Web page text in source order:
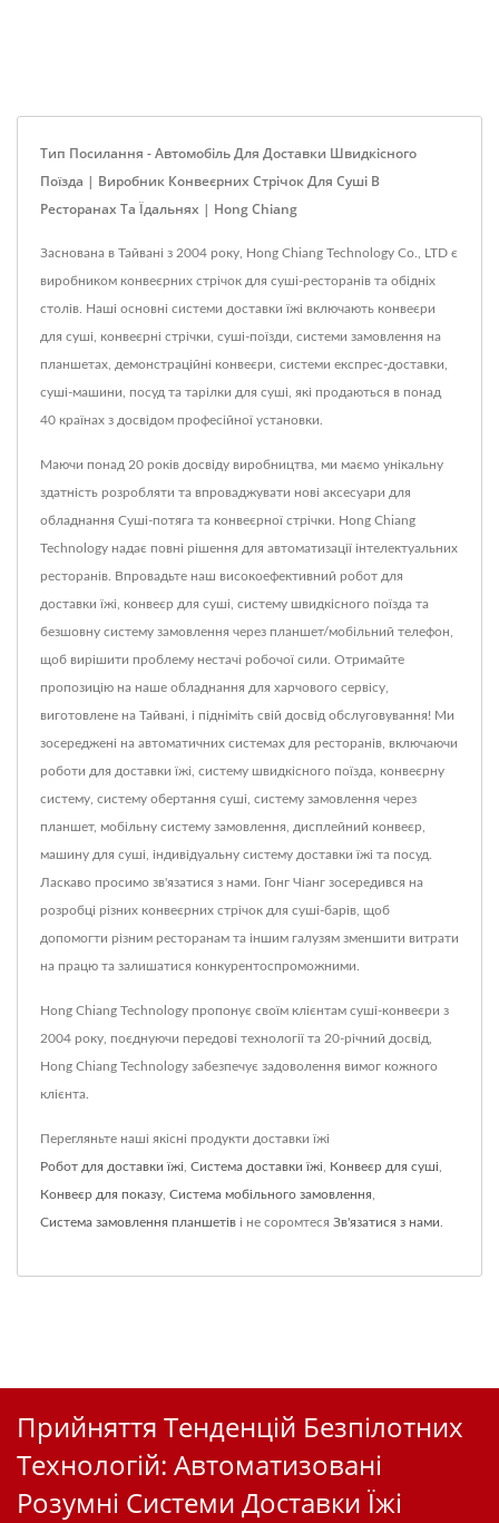
Тип Посилання - Автомобіль Для Доставки Швидкісного
Поїзда | Виробник Конвеєрних Стрічок Для Суші В
Ресторанах Та Їдальнях | Hong Chiang
Заснована в Тайвані з 2004 року, Hong Chiang Technology Co., LTD є
виробником конвеєрних стрічок для суші-ресторанів та обідніх
столів. Наші основні системи доставки їжі включають конвеєри
для суші, конвеєрні стрічки, суші-поїзди, системи замовлення на
планшетах, демонстраційні конвеєри, системи експрес-доставки,
суші-машини, посуд та тарілки для суші, які продаються в понад
40 країнах з досвідом професійної установки.
Маючи понад 20 років досвіду виробництва, ми маємо унікальну
здатність розробляти та впроваджувати нові аксесуари для
обладнання Суші-потяга та конвеєрної стрічки. Hong Chiang
Technology надає повні рішення для автоматизації інтелектуальних
ресторанів. Впровадьте наш високоефективний робот для
доставки їжі, конвеєр для суші, систему швидкісного поїзда та
безшовну систему замовлення через планшет/мобільний телефон,
щоб вирішити проблему нестачі робочої сили. Отримайте
пропозицію на наше обладнання для харчового сервісу,
виготовлене на Тайвані, і підніміть свій досвід обслуговування! Ми
зосереджені на автоматичних системах для ресторанів, включаючи
роботи для доставки їжі, систему швидкісного поїзда, конвеєрну
систему, систему обертання суші, систему замовлення через
планшет, мобільну систему замовлення, дисплейний конвеєр,
машину для суші, індивідуальну систему доставки їжі та посуд.
Ласкаво просимо зв'язатися з нами. Гонг Чіанг зосередився на
розробці різних конвеєрних стрічок для суші-барів, щоб
допомогти різним ресторанам та іншим галузям зменшити витрати
на працю та залишатися конкурентоспроможними.
Hong Chiang Technology пропонує своїм клієнтам суші-конвеєри з
2004 року, поєднуючи передові технології та 20-річний досвід,
Hong Chiang Technology забезпечує задоволення вимог кожного
клієнта.
Перегляньте наші якісні продукти доставки їжі
Робот для доставки їжі Система доставки їжі Конвеєр для суші
Конвеєр для показу Система мобільного замовлення
Система замовлення планшетів і не соромтеся Зв'язатися з нами
Прийняття Тенденцій Безпілотних
Технологій: Автоматизовані
Розумні Системи Доставки Їжі